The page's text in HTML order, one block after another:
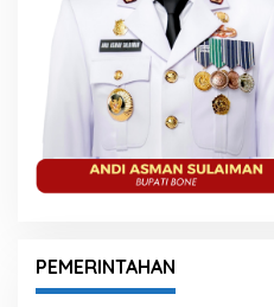
PEMERINTAHAN